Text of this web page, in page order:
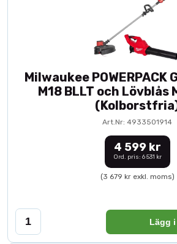
Milwaukee
M18 BLLT och Lövblås
Art.Nr: 4933501914
4 599 kr
Ord. pris: 6 531 kr
(3 679 kr exkl. moms)
Lägg